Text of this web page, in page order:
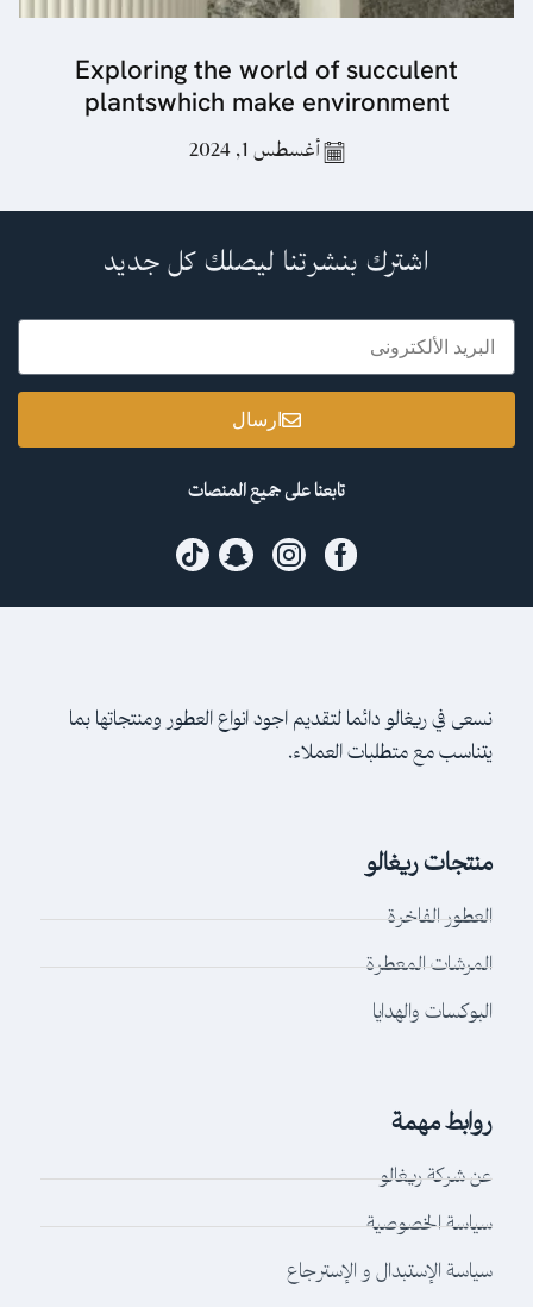
Exploring the world of succulent
plantswhich make environment
أغسطس 1, 2024
اشترك بنشرتنا ليصلك كل جديد
ارسال
تابعنا على جميع المنصات
نسعى في ريغالو دائما لتقديم اجود انواع العطور ومنتجاتها بما
يتناسب مع متطلبات العملاء.
منتجات ريغالو
العطور الفاخرة
المرشات المعطرة
البوكسات والهدايا
روابط مهمة
عن شركة ريغالو
سياسة الخصوصية
سياسة الإستبدال و الإسترجاع